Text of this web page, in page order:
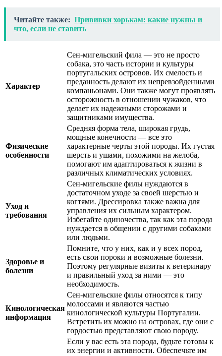
Читайте также: Прививки хорькам: какие нужны и
что, если не ставить
Характер
Сен-мигельский фила — это не просто
собака, это часть истории и культуры
португальских островов. Их смелость и
преданность делают их непревзойденными
компаньонами. Они также могут проявлять
осторожность в отношении чужаков, что
делает их надежными сторожами и
защитниками имущества.
Физические
особенности
Средняя форма тела, широкая грудь,
мощные конечности — все это
характерные черты этой породы. Их густая
шерсть и ушами, похожими на желоба,
помогают им адаптироваться к жизни в
различных климатических условиях.
Уход и
требования
Сен-мигельские филы нуждаются в
достаточном уходе за своей шерстью и
когтями. Дрессировка также важна для
управления их сильным характером.
Избегайте одиночества, так как эта порода
нуждается в общении с другими собаками
или людьми.
Здоровье и
болезни
Помните, что у них, как и у всех пород,
есть свои пороки и возможные болезни.
Поэтому регулярные визиты к ветеринару
и правильный уход за ними — это
необходимость.
Кинологическая
информация
Сен-мигельские филы относятся к типу
молоссами и являются частью
кинологической культуры Португалии.
Встретить их можно на островах, где они с
гордостью представляют свою породу.
Если у вас есть эта порода, будьте готовы к
их энергии и активности. Обеспечьте им